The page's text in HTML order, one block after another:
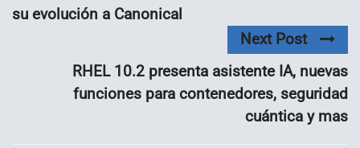
su evolución a Canonical
Next Post
RHEL 10.2 presenta asistente IA, nuevas
funciones para contenedores, seguridad
cuántica y mas